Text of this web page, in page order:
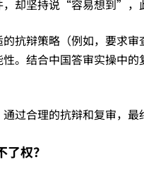
却坚持说“容易想到”，
抗辩策略（例如，要求
。结合中国答审实操中
过合理的抗辩和复审，最
权？